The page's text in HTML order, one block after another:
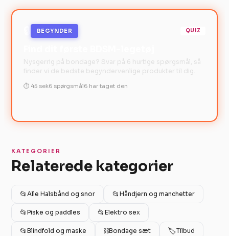
BEGYNDER QUIZ
Nysgerrig på bondage? Svar på 6 hurtige spørgsmål, så
finder vi de bedste begyndervenlige produkter til dig.
⏱ 45 sek6 spørgsmål6 har taget den
KATEGORIER
Relaterede kategorier
📂 Alle Halsbånd og snor 📂 Håndjern og manchetter
📂 Piske og paddles 📂 Elektro sex
📂 Blindfold og maske ⛓️Bondage sæt 🏷️Tilbud